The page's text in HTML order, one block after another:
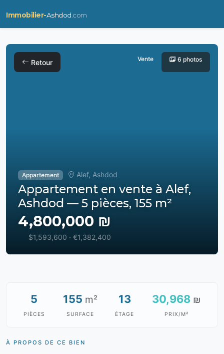
Immobilier-Ashdod .com
Retour Vente 6 photos
Appartement Alef, Ashdod
Appartement en vente à Alef,
Ashdod — 5 pièces, 155 m²
4,800,000 ₪
$1,593,600 · €1,382,400
5
PIÈCES
155 m²
SURFACE
13
ÉTAGE
30,968 ₪
PRIX/M²
À PROPOS DE CE BIEN